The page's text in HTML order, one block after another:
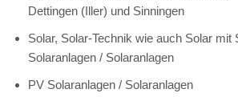
Dettingen (Iller) und Sinningen
Solar, Solar-Technik wie auch Solar mit
Solaranlagen / Solaranlagen
PV Solaranlagen / Solaranlagen